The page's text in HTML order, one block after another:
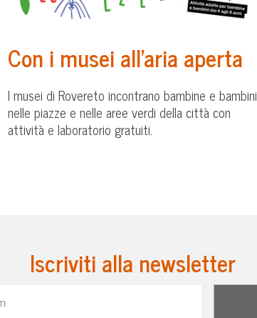
Con i musei all’aria aperta
I musei di Rovereto incontrano bambine e bambini
nelle piazze e nelle aree verdi della città con
attività e laboratorio gratuiti.
Iscriviti alla newsletter